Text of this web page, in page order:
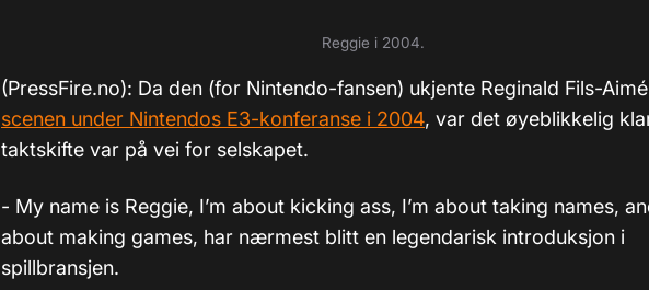
Reggie i 2004.
(PressFire.no): Da den (for Nintendo-fansen) ukjente Reginald Fils-Aimé
scenen under Nintendos E3-konferanse i 2004, var det øyeblikkelig
taktskifte var på vei for selskapet.
- My name is Reggie, I’m about kicking ass, I’m about taking names,
about making games, har nærmest blitt en legendarisk introduksjon i
spillbransjen.